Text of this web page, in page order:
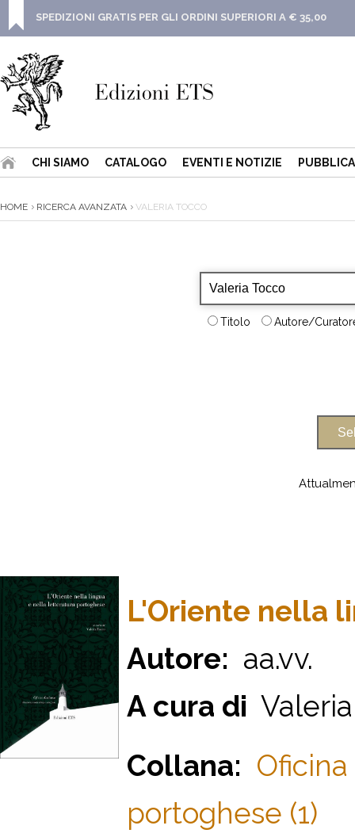
SPEDIZIONI GRATIS PER GLI ORDINI SUPERIORI A € 35,00
CHI SIAMO CATALOGO EVENTI E NOTIZIE
HOME RICERCA AVANZATA VALERIA TOCCO
Titolo Autore/
L'Oriente nella
Autore: aa.vv.
A cura di
Collana:
portoghese (1)